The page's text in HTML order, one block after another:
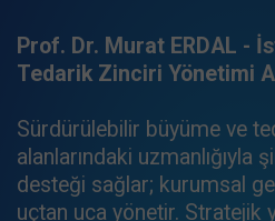
Prof. Dr. Murat ERDAL -
Tedarik Zinciri Yönetimi
Sürdürülebilir büyüme ve
alanlarındaki uzmanlığıyla
desteği sağlar; kurumsal
uçtan uca yönetir. Stratejik